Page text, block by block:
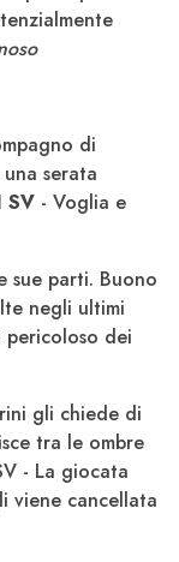
di
serata
SV - Voglia e
sue parti. Buono
negli ultimi
pericoloso dei
gli chiede di
tra le ombre
- La giocata
viene cancellata